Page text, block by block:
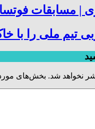
| مسابقات
تیم ملی را با
نخواهد شد. بخش‌های